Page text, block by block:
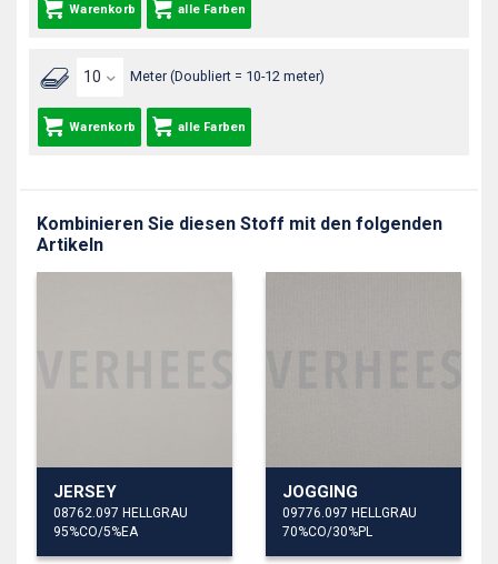
Warenkorb alle Farben
Meter (Doubliert = 10-12 meter)
Warenkorb alle Farben
Kombinieren Sie diesen Stoff mit den folgenden
Artikeln
JERSEY
08762.097 HELLGRAU
95%CO/5%EA
JOGGING
09776.097 HELLGRAU
70%CO/30%PL